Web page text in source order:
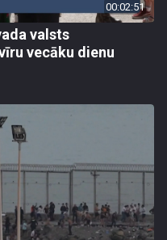
00:02:51
valsts
vecāku dienu